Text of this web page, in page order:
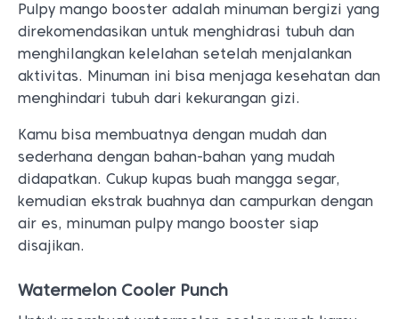
Pulpy mango booster adalah minuman bergizi yang
direkomendasikan untuk menghidrasi tubuh dan
menghilangkan kelelahan setelah menjalankan
aktivitas. Minuman ini bisa menjaga kesehatan dan
menghindari tubuh dari kekurangan gizi.
Kamu bisa membuatnya dengan mudah dan
sederhana dengan bahan-bahan yang mudah
didapatkan. Cukup kupas buah mangga segar,
kemudian ekstrak buahnya dan campurkan dengan
air es, minuman pulpy mango booster siap
disajikan.
Watermelon Cooler Punch